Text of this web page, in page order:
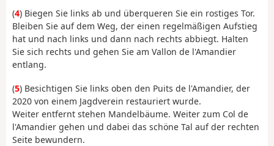
(4) Biegen Sie links ab und überqueren Sie ein rostiges Tor.
Bleiben Sie auf dem Weg, der einen regelmäßigen Aufstieg
hat und nach links und dann nach rechts abbiegt. Halten
Sie sich rechts und gehen Sie am Vallon de l'Amandier
entlang.
(5) Besichtigen Sie links oben den Puits de l'Amandier, der
2020 von einem Jagdverein restauriert wurde.
Weiter entfernt stehen Mandelbäume. Weiter zum Col de
l'Amandier gehen und dabei das schöne Tal auf der rechten
Seite bewundern.